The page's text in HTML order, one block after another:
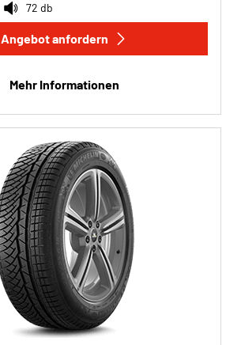
72 db
Angebot anfordern
Mehr Informationen